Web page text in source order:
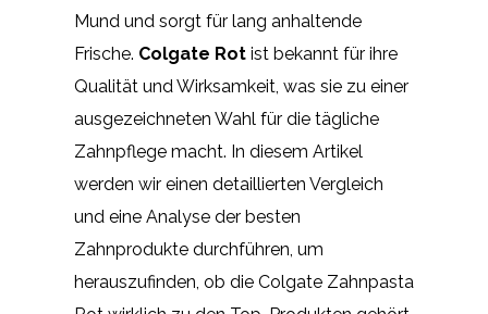
Mund und sorgt für lang anhaltende
Frische. Colgate Rot ist bekannt für ihre
Qualität und Wirksamkeit, was sie zu einer
ausgezeichneten Wahl für die tägliche
Zahnpflege macht. In diesem Artikel
werden wir einen detaillierten Vergleich
und eine Analyse der besten
Zahnprodukte durchführen, um
herauszufinden, ob die Colgate Zahnpasta